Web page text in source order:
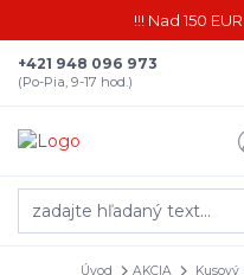
!!! Nad 150
+421 948 096 973
(Po-Pia, 9-17 hod.)
Úvod AKCIA